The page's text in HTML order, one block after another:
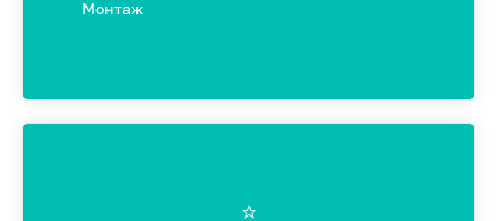
Монтаж
⭐️